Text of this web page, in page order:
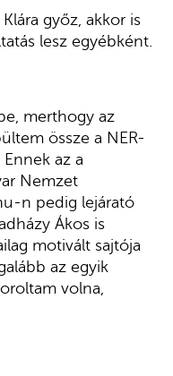
győz, akkor is
lesz egyébként.
merthogy az
össze a NER-
az a
Nemzet
n pedig lejárató
Ákos is
motivált sajtója
az egyik
volna,